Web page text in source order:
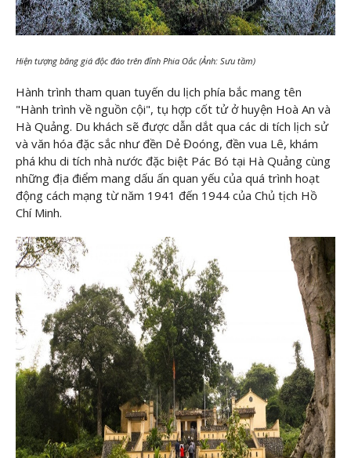
Hiện tượng băng giá độc đáo trên đỉnh Phia Oắc (Ảnh: Sưu tầm)
Hành trình tham quan tuyến du lịch phía bắc mang tên
"Hành trình về nguồn cội", tụ hợp cốt tử ở huyện Hoà An và
Hà Quảng. Du khách sẽ được dẫn dắt qua các di tích lịch sử
và văn hóa đặc sắc như đền Dẻ Đoóng, đền vua Lê, khám
phá khu di tích nhà nước đặc biệt Pác Bó tại Hà Quảng cùng
những địa điểm mang dấu ấn quan yếu của quá trình hoạt
động cách mạng từ năm 1941 đến 1944 của Chủ tịch Hồ
Chí Minh.